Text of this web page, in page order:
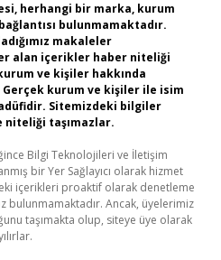
herhangi bir marka, kurum
bulunmamaktadır.
makaleler
alan içerikler haber niteliği
ve kişiler hakkında
Gerçek kurum ve kişiler ile isim
Sitemizdeki bilgiler
taşımazlar.
Bilgi Teknolojileri ve İletişim
bir Yer Sağlayıcı olarak hizmet
içerikleri proaktif olarak denetleme
bulunmamaktadır. Ancak, üyelerimiz
taşımakta olup, siteye üye olarak